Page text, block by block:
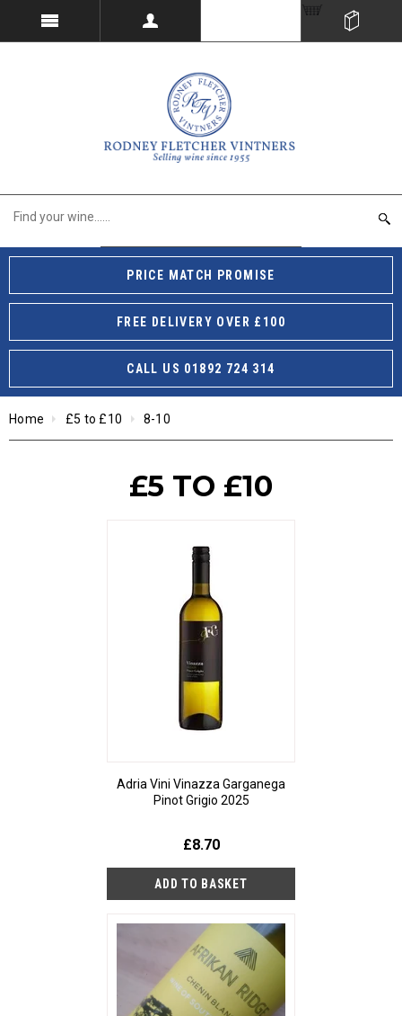
PRICE MATCH PROMISE
FREE DELIVERY OVER £100
CALL US 01892 724 314
Home £5 to £10 8-10
£5 TO £10
Adria Vini Vinazza Garganega
Pinot Grigio 2025
£8.70